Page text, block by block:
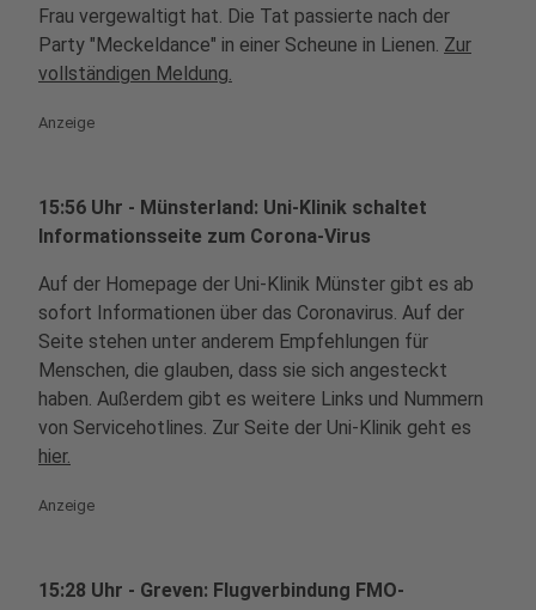
Frau vergewaltigt hat. Die Tat passierte nach der
Party "Meckeldance" in einer Scheune in Lienen. Zur
vollständigen Meldung.
Anzeige
15:56 Uhr - Münsterland: Uni-Klinik schaltet
Informationsseite zum Corona-Virus
Auf der Homepage der Uni-Klinik Münster gibt es ab
sofort Informationen über das Coronavirus. Auf der
Seite stehen unter anderem Empfehlungen für
Menschen, die glauben, dass sie sich angesteckt
haben. Außerdem gibt es weitere Links und Nummern
von Servicehotlines. Zur Seite der Uni-Klinik geht es
hier.
Anzeige
15:28 Uhr - Greven: Flugverbindung FMO-